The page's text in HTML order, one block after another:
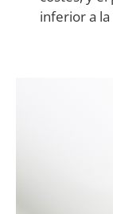
inferior a